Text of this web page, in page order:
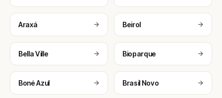
Araxá Beirol
Bella Ville Bioparque
Boné Azul Brasil Novo